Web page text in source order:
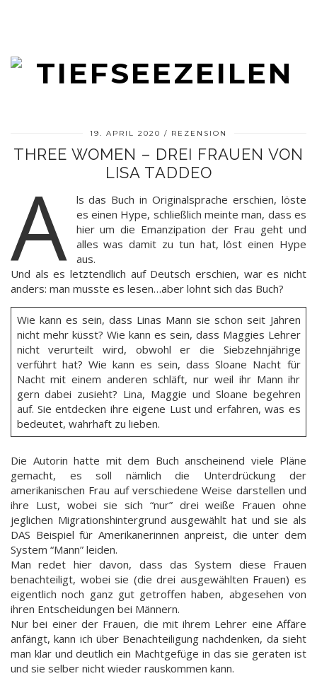
19. APRIL 2020 REZENSION
THREE WOMEN – DREI FRAUEN VON
LISA TADDEO
A
ls das Buch in Originalsprache erschien, löste
es einen Hype, schließlich meinte man, dass es
hier um die Emanzipation der Frau geht und
alles was damit zu tun hat, löst einen Hype
aus.
Und als es letztendlich auf Deutsch erschien, war es nicht
anders: man musste es lesen…aber lohnt sich das Buch?
Wie kann es sein, dass Linas Mann sie schon seit Jahren
nicht mehr küsst? Wie kann es sein, dass Maggies Lehrer
nicht verurteilt wird, obwohl er die Siebzehnjährige
verführt hat? Wie kann es sein, dass Sloane Nacht für
Nacht mit einem anderen schläft, nur weil ihr Mann ihr
gern dabei zusieht? Lina, Maggie und Sloane begehren
auf. Sie entdecken ihre eigene Lust und erfahren, was es
bedeutet, wahrhaft zu lieben.
Die Autorin hatte mit dem Buch anscheinend viele Pläne
gemacht, es soll nämlich die Unterdrückung der
amerikanischen Frau auf verschiedene Weise darstellen und
ihre Lust, wobei sie sich “nur” drei weiße Frauen ohne
jeglichen Migrationshintergrund ausgewählt hat und sie als
DAS Beispiel für Amerikanerinnen anpreist, die unter dem
System “Mann” leiden.
Man redet hier davon, dass das System diese Frauen
benachteiligt, wobei sie (die drei ausgewählten Frauen) es
eigentlich noch ganz gut getroffen haben, abgesehen von
ihren Entscheidungen bei Männern.
Nur bei einer der Frauen, die mit ihrem Lehrer eine Affäre
anfängt, kann ich über Benachteiligung nachdenken, da sieht
man klar und deutlich ein Machtgefüge in das sie geraten ist
und sie selber nicht wieder rauskommen kann.